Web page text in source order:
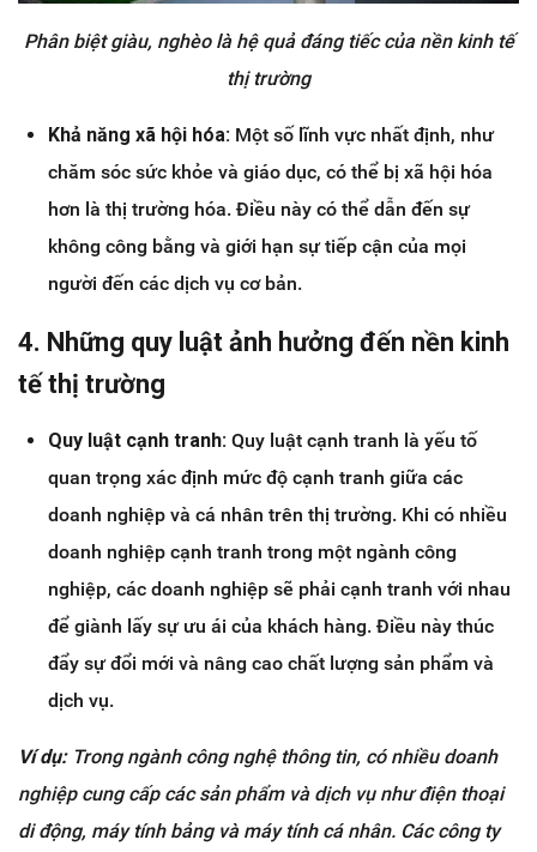
Phân biệt giàu, nghèo là hệ quả đáng tiếc của nền kinh tế
thị trường
Khả năng xã hội hóa: Một số lĩnh vực nhất định, như
chăm sóc sức khỏe và giáo dục, có thể bị xã hội hóa
hơn là thị trường hóa. Điều này có thể dẫn đến sự
không công bằng và giới hạn sự tiếp cận của mọi
người đến các dịch vụ cơ bản.
4. Những quy luật ảnh hưởng đến nền kinh
tế thị trường
Quy luật cạnh tranh: Quy luật cạnh tranh là yếu tố
quan trọng xác định mức độ cạnh tranh giữa các
doanh nghiệp và cá nhân trên thị trường. Khi có nhiều
doanh nghiệp cạnh tranh trong một ngành công
nghiệp, các doanh nghiệp sẽ phải cạnh tranh với nhau
để giành lấy sự ưu ái của khách hàng. Điều này thúc
đẩy sự đổi mới và nâng cao chất lượng sản phẩm và
dịch vụ.
Ví dụ:Trong ngành công nghệ thông tin, có nhiều doanh
nghiệp cung cấp các sản phẩm và dịch vụ như điện thoại
di động, máy tính bảng và máy tính cá nhân. Các công ty